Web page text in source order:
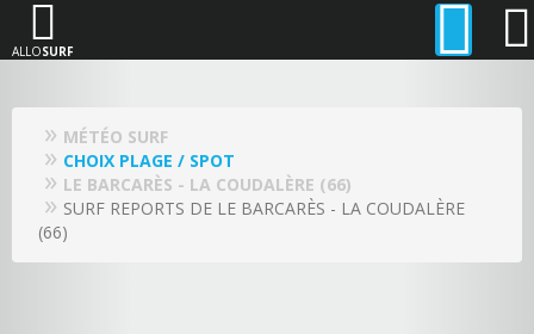
ALLOSURF
MÉTÉO SURF
CHOIX PLAGE / SPOT
LE BARCARÈS - LA COUDALÈRE (66)
SURF REPORTS DE LE BARCARÈS - LA COUDALÈRE
(66)